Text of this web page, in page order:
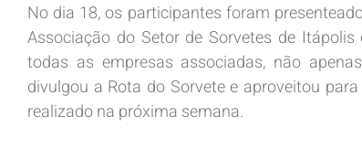
No dia 18, os participantes foram
Associação do Setor de Sorvetes de
todas as empresas associadas, não
divulgou a Rota do Sorvete e aproveitou
realizado na próxima semana.